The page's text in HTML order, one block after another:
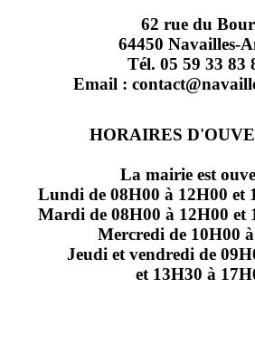
62 rue du
64450 Navailles-
Tél. 05 59 33 83
Email :
HORAIRES
La mairie est
Lundi de 08H00 à 12H00 et
Mardi de 08H00 à 12H00 et
Mercredi de 10H00
Jeudi et vendredi de
et 13H30 à